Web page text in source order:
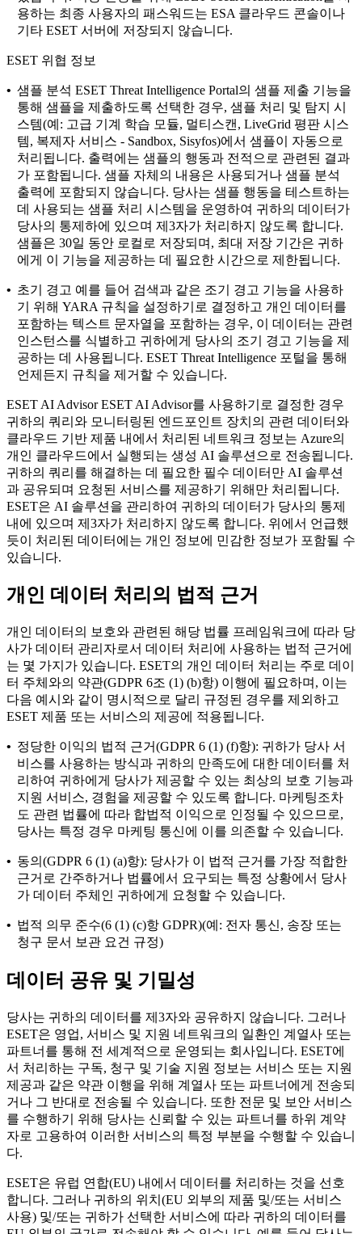
용하는 최종 사용자의 패스워드는 ESA 클라우드 콘솔이나
기타 ESET 서버에 저장되지 않습니다.
ESET 위협 정보
• 샘플 분석 ESET Threat Intelligence Portal의 샘플 제출 기능을
통해 샘플을 제출하도록 선택한 경우, 샘플 처리 및 탐지 시
스템(예: 고급 기계 학습 모듈, 멀티스캔, LiveGrid 평판 시스
템, 복제자 서비스 - Sandbox, Sisyfos)에서 샘플이 자동으로
처리됩니다. 출력에는 샘플의 행동과 전적으로 관련된 결과
가 포함됩니다. 샘플 자체의 내용은 사용되거나 샘플 분석
출력에 포함되지 않습니다. 당사는 샘플 행동을 테스트하는
데 사용되는 샘플 처리 시스템을 운영하여 귀하의 데이터가
당사의 통제하에 있으며 제3자가 처리하지 않도록 합니다.
샘플은 30일 동안 로컬로 저장되며, 최대 저장 기간은 귀하
에게 이 기능을 제공하는 데 필요한 시간으로 제한됩니다.
• 초기 경고 예를 들어 검색과 같은 조기 경고 기능을 사용하
기 위해 YARA 규칙을 설정하기로 결정하고 개인 데이터를
포함하는 텍스트 문자열을 포함하는 경우, 이 데이터는 관련
인스턴스를 식별하고 귀하에게 당사의 조기 경고 기능을 제
공하는 데 사용됩니다. ESET Threat Intelligence 포털을 통해
언제든지 규칙을 제거할 수 있습니다.
ESET AI AdvisorESET AI Advisor를 사용하기로 결정한 경우
귀하의 쿼리와 모니터링된 엔드포인트 장치의 관련 데이터와
클라우드 기반 제품 내에서 처리된 네트워크 정보는 Azure의
개인 클라우드에서 실행되는 생성 AI 솔루션으로 전송됩니다.
귀하의 쿼리를 해결하는 데 필요한 필수 데이터만 AI 솔루션
과 공유되며 요청된 서비스를 제공하기 위해만 처리됩니다.
ESET은 AI 솔루션을 관리하여 귀하의 데이터가 당사의 통제
내에 있으며 제3자가 처리하지 않도록 합니다. 위에서 언급했
듯이 처리된 데이터에는 개인 정보에 민감한 정보가 포함될 수
있습니다.
개인 데이터 처리의 법적 근거
개인 데이터의 보호와 관련된 해당 법률 프레임워크에 따라 당
사가 데이터 관리자로서 데이터 처리에 사용하는 법적 근거에
는 몇 가지가 있습니다. ESET의 개인 데이터 처리는 주로 데이
터 주체와의 약관(GDPR 6조 (1) (b)항) 이행에 필요하며, 이는
다음 예시와 같이 명시적으로 달리 규정된 경우를 제외하고
ESET 제품 또는 서비스의 제공에 적용됩니다.
• 정당한 이익의 법적 근거(GDPR 6 (1) (f)항): 귀하가 당사 서
비스를 사용하는 방식과 귀하의 만족도에 대한 데이터를 처
리하여 귀하에게 당사가 제공할 수 있는 최상의 보호 기능과
지원 서비스, 경험을 제공할 수 있도록 합니다. 마케팅조차
도 관련 법률에 따라 합법적 이익으로 인정될 수 있으므로,
당사는 특정 경우 마케팅 통신에 이를 의존할 수 있습니다.
• 동의(GDPR 6 (1) (a)항): 당사가 이 법적 근거를 가장 적합한
근거로 간주하거나 법률에서 요구되는 특정 상황에서 당사
가 데이터 주체인 귀하에게 요청할 수 있습니다.
• 법적 의무 준수(6 (1) (c)항 GDPR)(예: 전자 통신, 송장 또는
청구 문서 보관 요건 규정)
데이터 공유 및 기밀성
당사는 귀하의 데이터를 제3자와 공유하지 않습니다. 그러나
ESET은 영업, 서비스 및 지원 네트워크의 일환인 계열사 또는
파트너를 통해 전 세계적으로 운영되는 회사입니다. ESET에
서 처리하는 구독, 청구 및 기술 지원 정보는 서비스 또는 지원
제공과 같은 약관 이행을 위해 계열사 또는 파트너에게 전송되
거나 그 반대로 전송될 수 있습니다. 또한 전문 및 보안 서비스
를 수행하기 위해 당사는 신뢰할 수 있는 파트너를 하위 계약
자로 고용하여 이러한 서비스의 특정 부분을 수행할 수 있습니
다.
ESET은 유럽 연합(EU) 내에서 데이터를 처리하는 것을 선호
합니다. 그러나 귀하의 위치(EU 외부의 제품 및/또는 서비스
사용) 및/또는 귀하가 선택한 서비스에 따라 귀하의 데이터를